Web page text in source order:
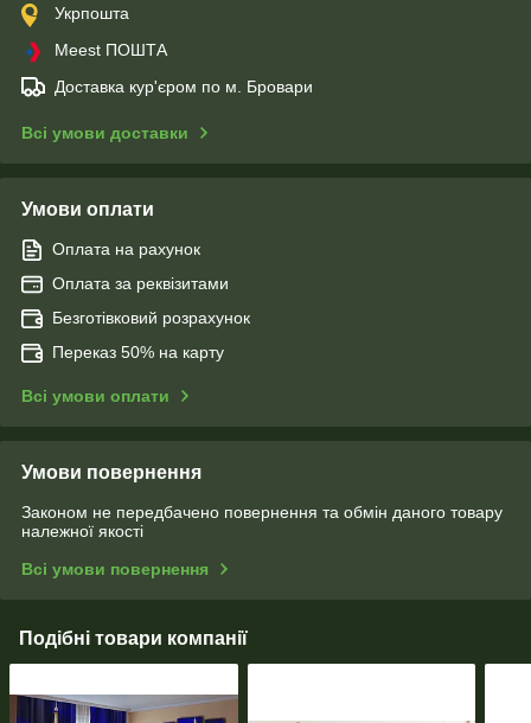
Укрпошта
Meest ПОШТА
Доставка кур'єром по м. Бровари
Всі умови доставки
Умови оплати
Оплата на рахунок
Оплата за реквізитами
Безготівковий розрахунок
Переказ 50% на карту
Всі умови оплати
Умови повернення
Законом не передбачено повернення та обмін даного товару
належної якості
Всі умови повернення
Подібні товари компанії